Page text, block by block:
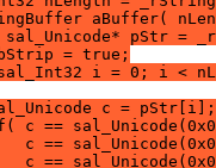
aBuffer(
pStr =
= true;
i = 0; i <
c = pStr[i];
c ==
c ==
c ==